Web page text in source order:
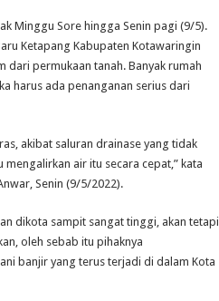
Minggu Sore hingga Senin pagi (9/5).
Ketapang Kabupaten Kotawaringin
dari permukaan tanah. Banyak rumah
harus ada penanganan serius dari
akibat saluran drainase yang tidak
air itu secara cepat,” kata
Senin (9/5/2022).
dikota sampit sangat tinggi, akan tetapi
oleh sebab itu pihaknya
banjir yang terus terjadi di dalam Kota